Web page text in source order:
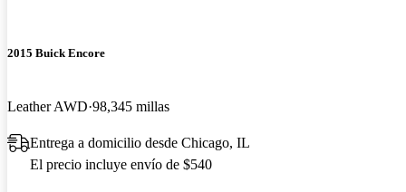
2015 Buick Encore
Leather AWD 98,345 millas
Entrega a domicilio desde Chicago, IL
El precio incluye envío de $540